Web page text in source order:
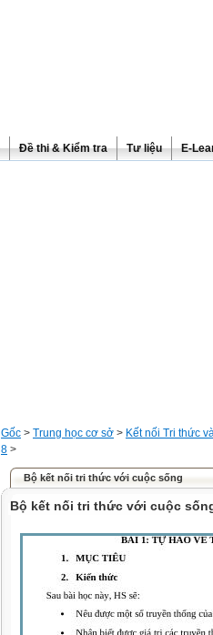
Đề thi & Kiểm tra Tư liệu E-
Gốc > Trung học cơ sở > Kết nối Tri thức
8 >
Bộ kết nối tri thức với cuộc sống
Bộ kết nối tri thức với cuộc